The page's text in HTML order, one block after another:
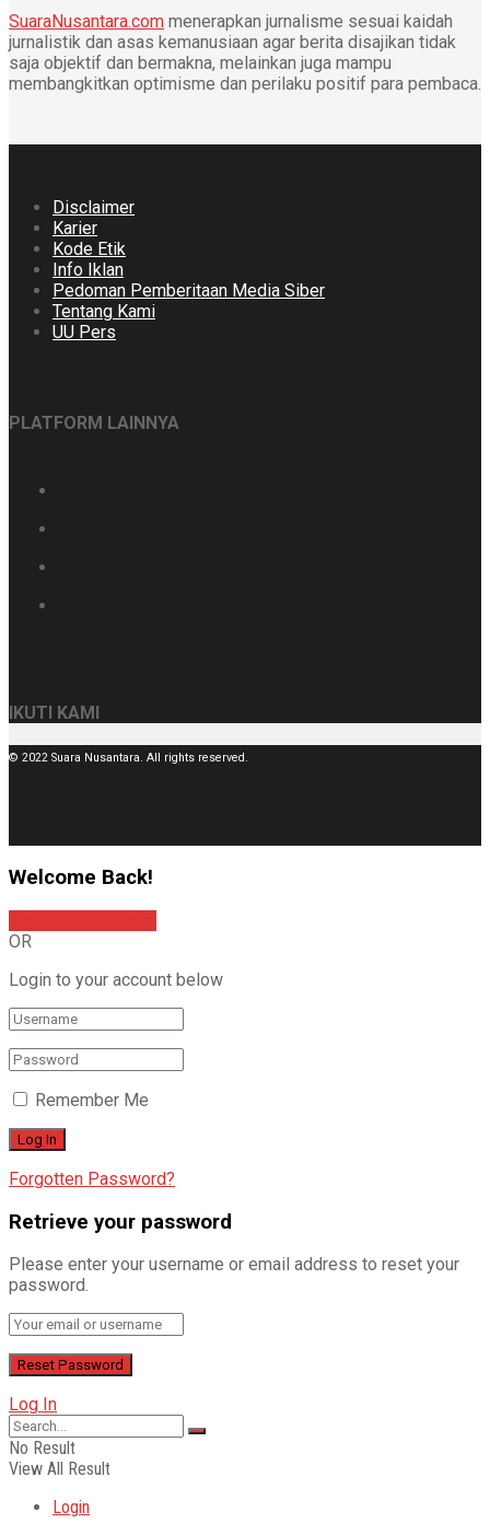
SuaraNusantara.com menerapkan jurnalisme sesuai kaidah
jurnalistik dan asas kemanusiaan agar berita disajikan tidak
saja objektif dan bermakna, melainkan juga mampu
membangkitkan optimisme dan perilaku positif para pembaca.
Disclaimer
Karier
Kode Etik
Info Iklan
Pedoman Pemberitaan Media Siber
Tentang Kami
UU Pers
PLATFORM LAINNYA
IKUTI KAMI
© 2022 Suara Nusantara. All rights reserved.
Welcome Back!
OR
Login to your account below
Remember Me
Forgotten Password?
Retrieve your password
Please enter your username or email address to reset your
password.
Log In
No Result
View All Result
Login